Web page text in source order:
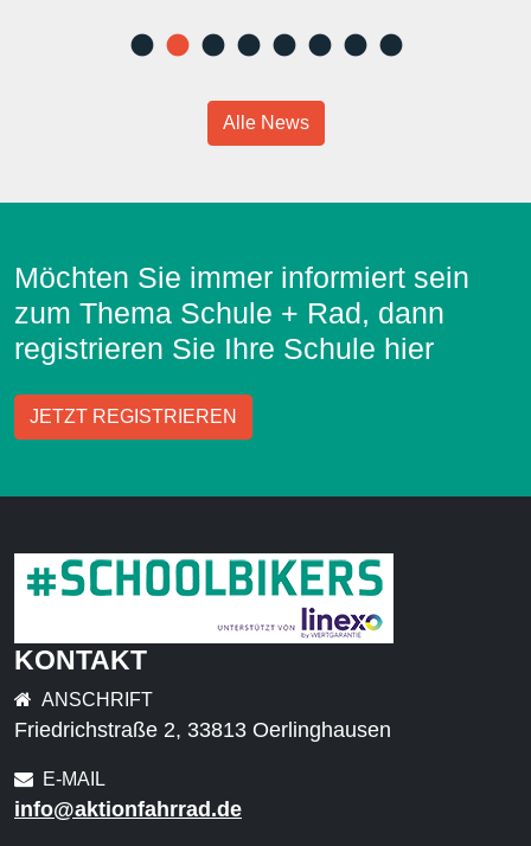
Alle News
Möchten Sie immer informiert sein
zum Thema Schule + Rad, dann
registrieren Sie Ihre Schule hier
JETZT REGISTRIEREN
KONTAKT
ANSCHRIFT
Friedrichstraße 2, 33813 Oerlinghausen
E-MAIL
info@aktionfahrrad.de